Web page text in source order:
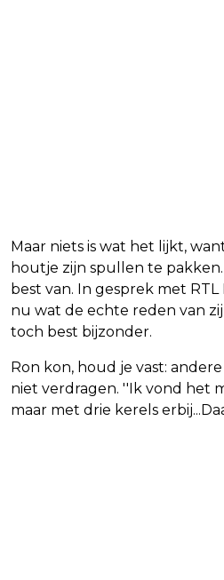
Maar niets is wat het lijkt,
houtje zijn spullen te
best van. In gesprek met
nu wat de echte reden van
toch best bijzonder.
Ron kon, houd je vast:
niet verdragen. ''Ik vond het
maar met drie kerels